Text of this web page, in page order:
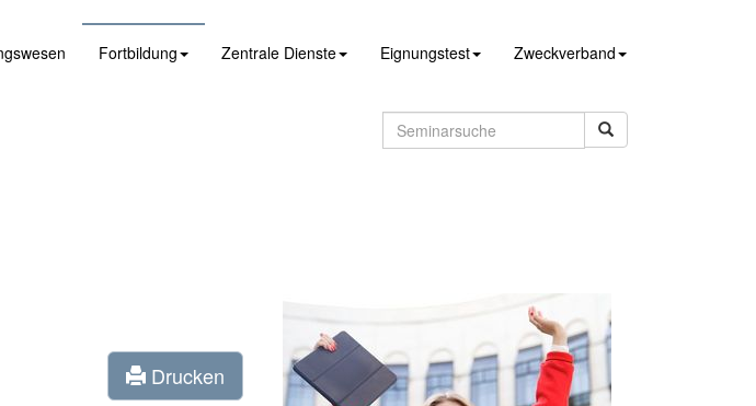
Fortbildung Zentrale Dienste Eignungstest Zweckverband
Drucken